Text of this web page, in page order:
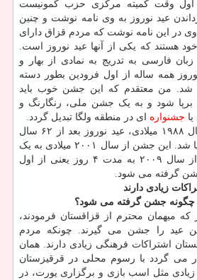
اول وقت کمیته مرکزی حزب کمونیست
عید نوروز به وی نامه نوشت و چنین
در این نامه نوشت که مردم قزاق دارای
هستند که یکی از آنها عید نوروز است.
زبان فارسی به تدریج به نمادی از بهار و
همه ساله از اول فرودین بطور دسته
من معتقدم که این جشن خوب باید
شود و به یک جشن ملی، رنگارنگ و
جشنواره ای در منطقه ولگا تبدیل گردد.
در نتیجه این نامه، در سال ۱۹۸۸ میلادی، عید نوروز بعد از ۶۲ سال
بین مردم قزاق مجدد احیا شد. این جشن از سال ۲۰۰۱ میلادی به یک
جشن ملی تبدیل شد و از سال ۲۰۰۹ به مدت ۴ روز یعنی از اول
زیادی دارند
چگونه جشن گرفته می شود؟
که میهمان محترم از قزاقستان فرمودند،
عید را جشن می گیرند. چونکه مردم
اشتراکات فرهنگی زیادی دارند. همان
می گردد با رسوم محلی در قرقیزستان
زیادی مثل اسب بازی و برگزاری یورت، در